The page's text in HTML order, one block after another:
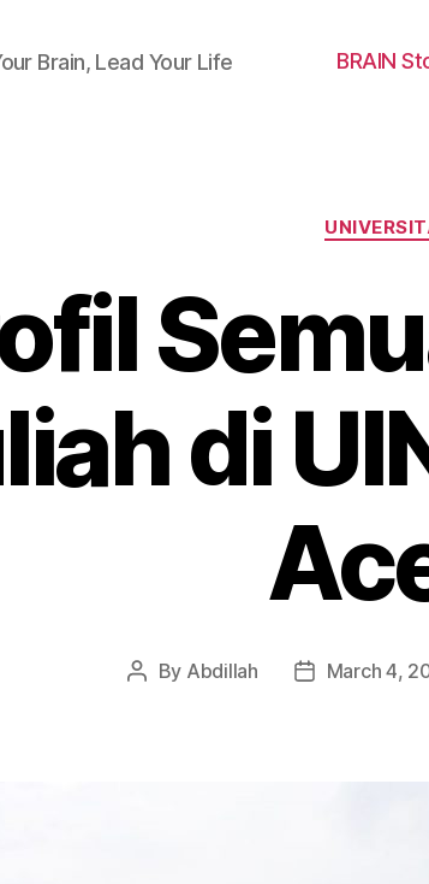
Brain, Lead Your Life BRAIN
di
Post
By Abdillah
PostMarch 4,